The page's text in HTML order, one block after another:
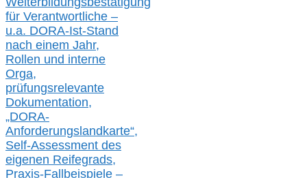
für Verantwortliche –
u.a. DORA-Ist-Stand
nach einem Jahr,
Rollen und interne
Orga,
prüfungsrelevante
Dokumentation,
„DORA-
Anforderungslandkarte“,
Self-Assessment des
eigenen Reifegrads,
Praxis-Fallbeispiele –